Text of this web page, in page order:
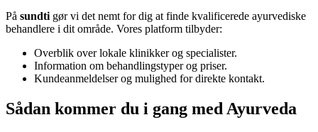
På sundtigør vi det nemt for dig at finde kvalificerede ayurvediske
behandlere i dit område. Vores platform tilbyder:
Overblik over lokale klinikker og specialister.
Information om behandlingstyper og priser.
Kundeanmeldelser og mulighed for direkte kontakt.
Sådan kommer du i gang med Ayurveda